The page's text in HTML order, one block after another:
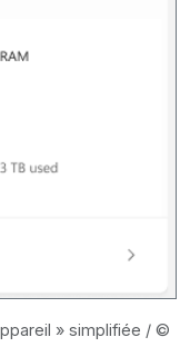
» simplifiée / ©